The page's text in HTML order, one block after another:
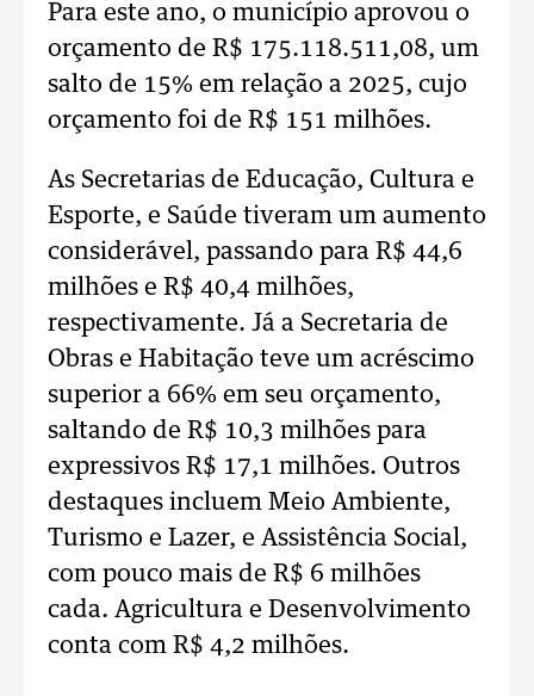
Para este ano, o município aprovou o
orçamento de R$ 175.118.511,08, um
salto de 15% em relação a 2025, cujo
orçamento foi de R$ 151 milhões.
As Secretarias de Educação, Cultura e
Esporte, e Saúde tiveram um aumento
considerável, passando para R$ 44,6
milhões e R$ 40,4 milhões,
respectivamente. Já a Secretaria de
Obras e Habitação teve um acréscimo
superior a 66% em seu orçamento,
saltando de R$ 10,3 milhões para
expressivos R$ 17,1 milhões. Outros
destaques incluem Meio Ambiente,
Turismo e Lazer, e Assistência Social,
com pouco mais de R$ 6 milhões
cada. Agricultura e Desenvolvimento
conta com R$ 4,2 milhões.